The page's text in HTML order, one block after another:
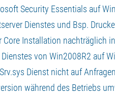
Security Essentials auf
Dienstes und Bsp.
Core Installation nachträglich
von Win2008R2 auf
Dienst nicht auf
während des Betriebs